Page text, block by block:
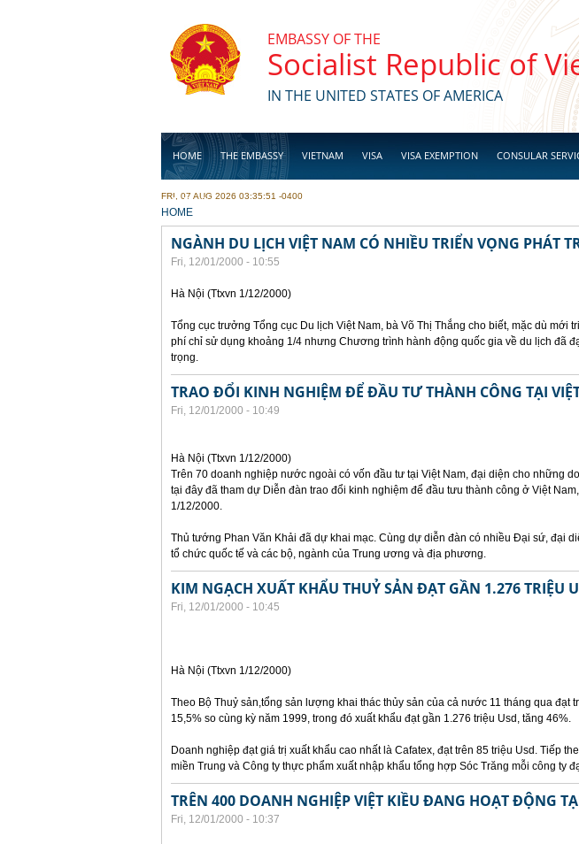
EMBASSY OF THE
Socialist Republic of
IN THE UNITED STATES OF AMERICA
HOME THE EMBASSY VIETNAM VISA VISA EXEMPTION CONSULAR
BUSINESS
FRI, 07 AUG 2026 03:35:51 -0400
YOU ARE HERE
HOME
NGÀNH DU LỊCH VIỆT NAM CÓ NHIỀU TRIỂN VỌNG PHÁT
Fri, 12/01/2000 - 10:55
Hà Nội (Ttxvn 1/12/2000)
Tổng cục trưởng Tổng cục Du lịch Việt Nam, bà Võ Thị Thắng cho biết, mặc dù mới
phí chỉ sử dụng khoảng 1/4 nhưng Chương trình hành động quốc gia về du lịch đã
trọng.
TRAO ĐỔI KINH NGHIỆM ĐỂ ĐẦU TƯ THÀNH CÔNG TẠI
Fri, 12/01/2000 - 10:49
Hà Nội (Ttxvn 1/12/2000)
Trên 70 doanh nghiệp nước ngoài có vốn đầu tư tại Việt Nam, đại diện cho những
tại đây đã tham dự Diễn đàn trao đổi kinh nghiệm để đầu tưu thành công ở Việt
1/12/2000.
Thủ tướng Phan Văn Khải đã dự khai mạc. Cùng dự diễn đàn có nhiều Đại sứ, đại
tổ chức quốc tế và các bộ, ngành của Trung ương và địa phương.
KIM NGẠCH XUẤT KHẨU THUỶ SẢN ĐẠT GẦN 1.276 TRIỆU
Fri, 12/01/2000 - 10:45
Hà Nội (Ttxvn 1/12/2000)
Theo Bộ Thuỷ sản,tổng sản lượng khai thác thủy sản của cả nước 11 tháng qua đạt
15,5% so cùng kỳ năm 1999, trong đó xuất khẩu đạt gần 1.276 triệu Usd, tăng 46%.
Doanh nghiệp đạt giá trị xuất khẩu cao nhất là Cafatex, đạt trên 85 triệu Usd. Tiếp
miền Trung và Công ty thực phẩm xuất nhập khẩu tổng hợp Sóc Trăng mỗi công ty
TRÊN 400 DOANH NGHIỆP VIỆT KIỀU ĐANG HOẠT ĐỘNG
Fri, 12/01/2000 - 10:37